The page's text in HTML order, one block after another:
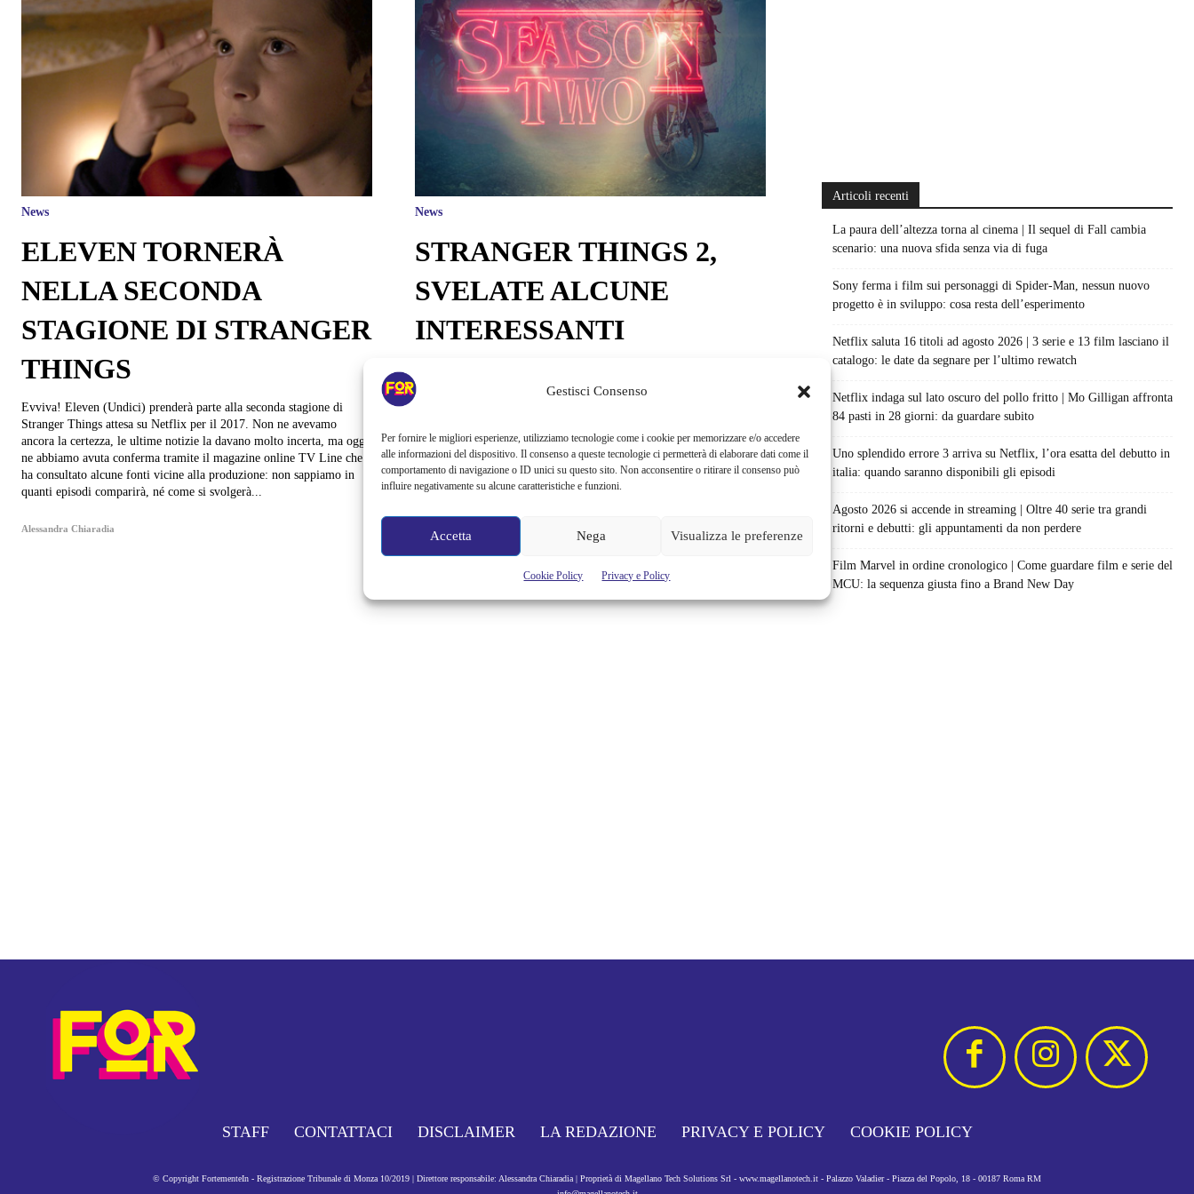
Gestisci Consenso
Per fornire le migliori esperienze, utilizziamo tecnologie come i cookie per memorizzare e/o accedere
alle informazioni del dispositivo. Il consenso a queste tecnologie ci permetterà di elaborare dati come il
comportamento di navigazione o ID unici su questo sito. Non acconsentire o ritirare il consenso può
influire negativamente su alcune caratteristiche e funzioni.
Accetta Nega Visualizza le preferenze
Cookie Policy Privacy e Policy
News
ELEVEN TORNERÀ
NELLA SECONDA
STAGIONE DI STRANGER
THINGS
Evviva! Eleven (Undici) prenderà parte alla seconda stagione di
Stranger Things attesa su Netflix per il 2017. Non ne avevamo
ancora la certezza, le ultime notizie la davano molto incerta, ma oggi
ne abbiamo avuta conferma tramite il magazine online TV Line che
ha consultato alcune fonti vicine alla produzione: non sappiamo in
quanti episodi comparirà, né come si svolgerà...
Alessandra Chiaradia
News
STRANGER THINGS 2,
SVELATE ALCUNE
INTERESSANTI
indiscrezioni davvero curiose, tra cui l’ambientazione, che ha fatto
molto discutere per il presunto cambio di periodo, i personaggi e sul
ritorno o meno di Eleven. In una intervista con Entertainment
Weekly sono stati proprio...
Alessandra Chiaradia
Articoli recenti
La paura dell’altezza torna al cinema | Il sequel di Fall cambia
scenario: una nuova sfida senza via di fuga
Sony ferma i film sui personaggi di Spider-Man, nessun nuovo
progetto è in sviluppo: cosa resta dell’esperimento
Netflix saluta 16 titoli ad agosto 2026 | 3 serie e 13 film lasciano il
catalogo: le date da segnare per l’ultimo rewatch
Netflix indaga sul lato oscuro del pollo fritto | Mo Gilligan affronta
84 pasti in 28 giorni: da guardare subito
Uno splendido errore 3 arriva su Netflix, l’ora esatta del debutto in
italia: quando saranno disponibili gli episodi
Agosto 2026 si accende in streaming | Oltre 40 serie tra grandi
ritorni e debutti: gli appuntamenti da non perdere
Film Marvel in ordine cronologico | Come guardare film e serie del
MCU: la sequenza giusta fino a Brand New Day
STAFF CONTATTACI DISCLAIMER LA REDAZIONE PRIVACY E POLICY COOKIE POLICY
© Copyright FortementeIn - Registrazione Tribunale di Monza 10/2019 | Direttore responsabile: Alessandra Chiaradia | Proprietà di Magellano Tech Solutions Srl - www.magellanotech.it - Palazzo Valadier - Piazza del Popolo, 18 - 00187 Roma RM